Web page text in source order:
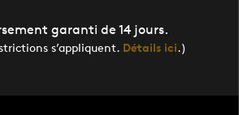
garanti de 14 jours.
s’appliquent. Détails ici.)